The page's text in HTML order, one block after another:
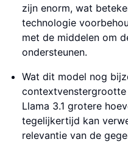
zijn enorm, wat
technologie
met de middelen om
ondersteunen.
Wat dit model nog
Llama 3.1 grotere
tegelijkertijd kan
relevantie van de